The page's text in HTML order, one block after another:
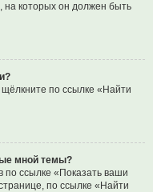
на которых он должен быть
по ссылке «Найти
мной темы?
ссылке «Показать ваши
по ссылке «Найти